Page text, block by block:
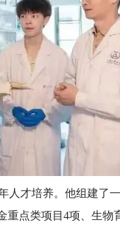
人才培养。他组建了
重点类项目4项、生物